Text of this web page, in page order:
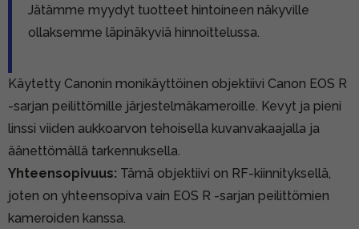
Jätämme myydyt tuotteet hintoineen näkyville
ollaksemme läpinäkyviä hinnoittelussa.
Käytetty Canonin monikäyttöinen objektiivi Canon EOS R
-sarjan peilittömille järjestelmäkameroille. Kevyt ja pieni
linssi viiden aukkoarvon tehoisella kuvanvakaajalla ja
äänettömällä tarkennuksella.
Yhteensopivuus: Tämä objektiivi on RF-kiinnityksellä,
joten on yhteensopiva vain EOS R -sarjan peilittömien
kameroiden kanssa.